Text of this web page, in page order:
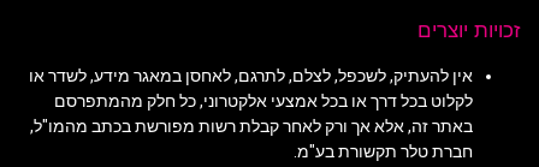
זכויות יוצרים
אין להעתיק, לשכפל, לצלם, לתרגם, לאחסן במאגר מידע, לשדר או
לקלוט בכל דרך או בכל אמצעי אלקטרוני, כל חלק מהמתפרסם
באתר זה, אלא אך ורק לאחר קבלת רשות מפורשת בכתב מהמו"ל,
חברת טלר תקשורת בע"מ.